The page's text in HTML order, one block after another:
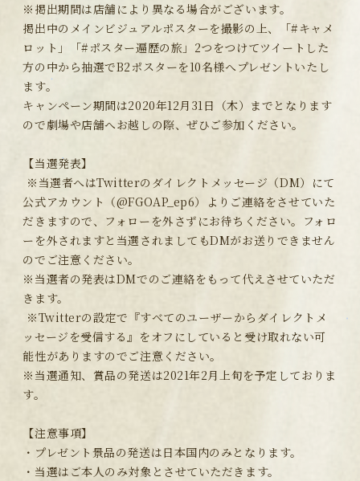
※掲出期間は店舗により異なる場合がございます。
掲出中のメインビジュアルポスターを撮影の上、「#キャメ
ロット」「#ポスター遍歴の旅」2つをつけてツイートした
方の中から抽選でB2ポスターを10名様へプレゼントいたし
ます。
キャンペーン期間は2020年12月31日（木）までとなります
ので劇場や店舗へお越しの際、ぜひご参加ください。
【当選発表】
※当選者へはTwitterのダイレクトメッセージ（DM）にて
公式アカウント（@FGOAP_ep6）よりご連絡をさせていた
だきますので、フォローを外さずにお待ちください。フォロ
ーを外されますと当選されましてもDMがお送りできません
のでご注意ください。
※当選者の発表はDMでのご連絡をもって代えさせていただ
きます。
※Twitterの設定で『すべてのユーザーからダイレクトメ
ッセージを受信する』をオフにしていると受け取れない可
能性がありますのでご注意ください。
※当選通知、賞品の発送は2021年2月上旬を予定しておりま
す。
【注意事項】
・プレゼント景品の発送は日本国内のみとなります。
・当選はご本人のみ対象とさせていただきます。